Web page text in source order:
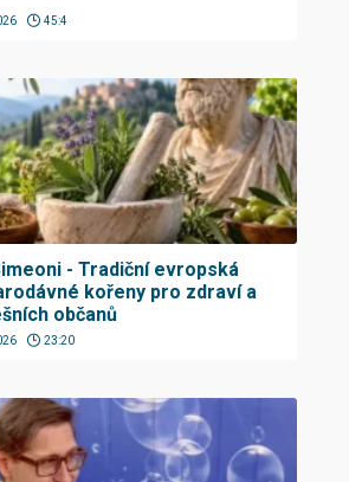
45:4
- Tradiční evropská
kořeny pro zdraví a
občanů
23:20